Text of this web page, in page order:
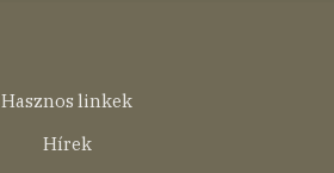
Hasznos linkek
Hírek